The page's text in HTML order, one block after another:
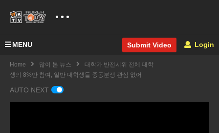
MENU Submit Video Login
Home 많이 본 뉴스
대학가 반전시위 전체 대학
생의 8%만 참여, 일반 대학생들 중동분쟁 관심 없어
AUTO NEXT